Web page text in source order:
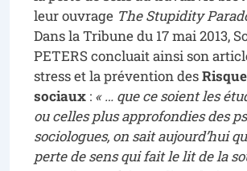
leur ouvrage The Stupidity
Dans la Tribune du 17 mai 2013,
PETERS concluait ainsi son
stress et la prévention des
sociaux : « … que ce soient les
ou celles plus approfondies des
sociologues, on sait aujourd’hui
perte de sens qui fait le lit de la